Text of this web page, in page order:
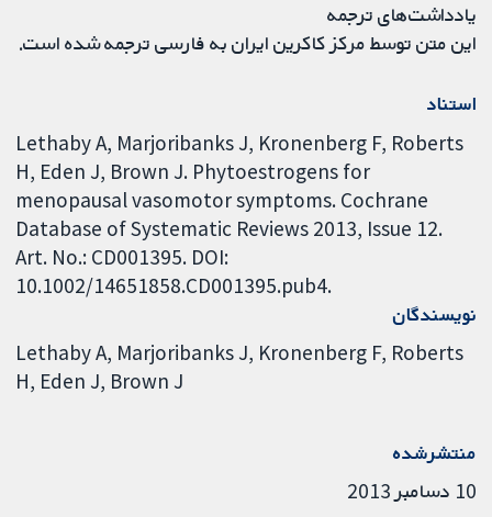
یادداشت‌های ترجمه
این متن توسط مرکز کاکرین ایران به فارسی ترجمه شده است.
استناد
Lethaby A, Marjoribanks J, Kronenberg F, Roberts
H, Eden J, Brown J. Phytoestrogens for
menopausal vasomotor symptoms. Cochrane
Database of Systematic Reviews 2013, Issue 12.
Art. No.: CD001395. DOI:
10.1002/14651858.CD001395.pub4.
نویسندگان
Lethaby A Marjoribanks J Kronenberg F Roberts
H Eden J Brown J
منتشرشده
10 دسامبر 2013